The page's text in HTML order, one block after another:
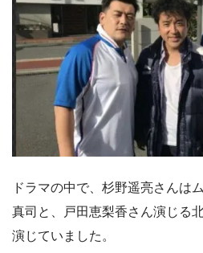
ドラマの中で、杉野遥亮さんは
真司と、戸田恵梨香さん演じる
演じていました。